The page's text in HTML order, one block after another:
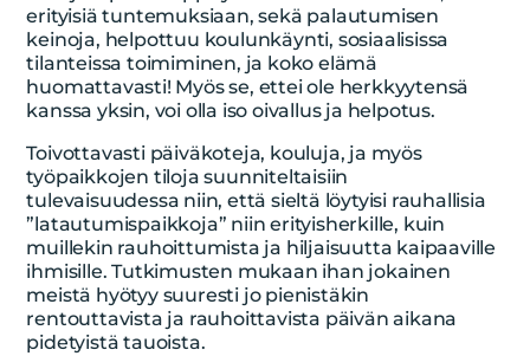
erityisiä tuntemuksiaan, sekä palautumisen
keinoja, helpottuu koulunkäynti, sosiaalisissa
tilanteissa toimiminen, ja koko elämä
huomattavasti! Myös se, ettei ole herkkyytensä
kanssa yksin, voi olla iso oivallus ja helpotus.
Toivottavasti päiväkoteja, kouluja, ja myös
työpaikkojen tiloja suunniteltaisiin
tulevaisuudessa niin, että sieltä löytyisi rauhallisia
”latautumispaikkoja” niin erityisherkille, kuin
muillekin rauhoittumista ja hiljaisuutta kaipaaville
ihmisille. Tutkimusten mukaan ihan jokainen
meistä hyötyy suuresti jo pienistäkin
rentouttavista ja rauhoittavista päivän aikana
pidetyistä tauoista.